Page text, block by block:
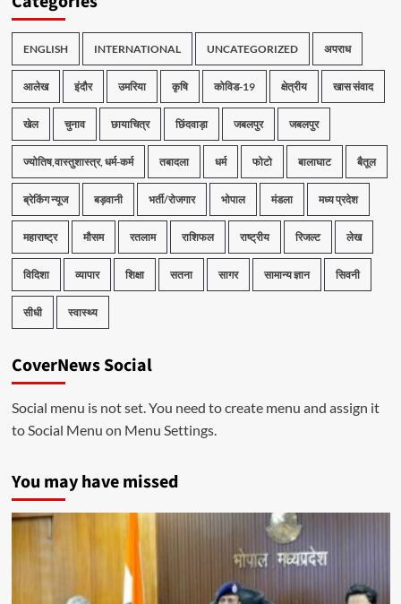
ENGLISH INTERNATIONAL UNCATEGORIZED अपराध
आलेख इंदौर उमरिया कृषि कोविड-19 क्षेत्रीय खास संवाद
खेल चुनाव छायाचित्र छिंदवाड़ा जबलपुर जबलपुर
ज्योतिष,वास्तुशास्त्र, धर्म-कर्म तबादला धर्म फोटो बालाघाट बैतूल
ब्रेकिंग न्यूज बड़वानी भर्ती/रोजगार भोपाल मंडला मध्य प्रदेश
महाराष्ट्र मौसम रतलाम राशिफल राष्ट्रीय रिजल्ट लेख
विदिशा व्यापार शिक्षा सतना सागर सामान्य ज्ञान सिवनी
सीधी स्वास्थ्य
CoverNews Social
Social menu is not set. You need to create menu and assign it
to Social Menu on Menu Settings.
You may have missed